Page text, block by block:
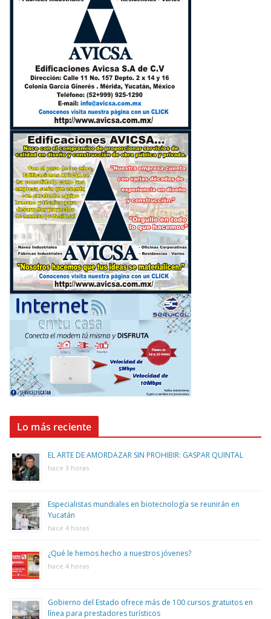
Lo más reciente
EL ARTE DE AMORDAZAR SIN PROHIBIR: GASPAR QUINTAL
hace 3 horas
Especialistas mundiales en biotecnología se reunirán en
Yucatán
hace 4 horas
¿Qué le hemos hecho a nuestros jóvenes?
hace 4 horas
Gobierno del Estado ofrece más de 100 cursos gratuitos en
línea para prestadores turísticos